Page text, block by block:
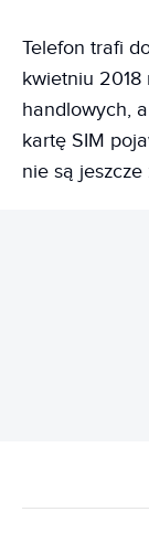
Telefon trafi
kwietniu 2018
handlowych,
kartę SIM
nie są jeszcze